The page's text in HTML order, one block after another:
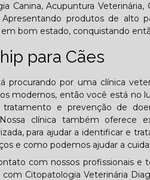
Canina, Acupuntura
Apresentando produtos de alto
bom estado, conquistando
para Cães
procurando por uma clínica
modernos, então você está no
tratamento e prevenção de
clínica também oferece
para ajudar a identificar e
e como podemos ajudar a
com nossos profissionais e
com Citopatologia Veterinária